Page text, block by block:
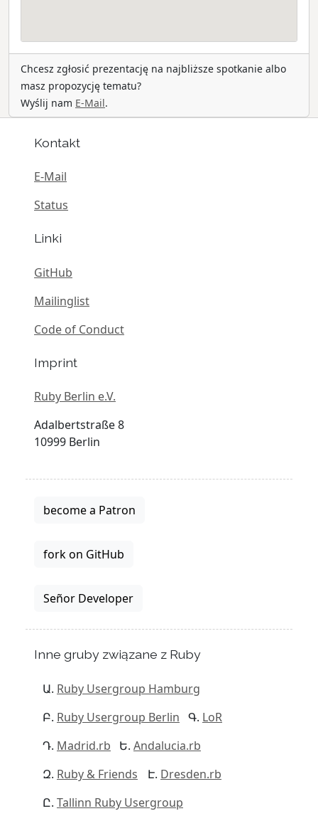
Chcesz zgłosić prezentację na najbliższe spotkanie albo
masz propozycję tematu?
Wyślij nam E-Mail.
Kontakt
E-Mail
Status
Linki
GitHub
Mailinglist
Code of Conduct
Imprint
Ruby Berlin e.V.
Adalbertstraße 8
10999 Berlin
become a Patron
fork on GitHub
Señor Developer
Inne gruby związane z Ruby
Ruby Usergroup Hamburg
Ruby Usergroup Berlin
LoR
Madrid.rb
Andalucia.rb
Ruby & Friends
Dresden.rb
Tallinn Ruby Usergroup